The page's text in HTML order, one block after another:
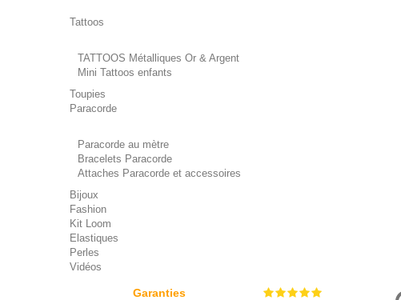
Tattoos
TATTOOS Métalliques Or & Argent
Mini Tattoos enfants
Toupies
Paracorde
Paracorde au mètre
Bracelets Paracorde
Attaches Paracorde et accessoires
Bijoux
Fashion
Kit Loom
Elastiques
Perles
Vidéos
Garanties